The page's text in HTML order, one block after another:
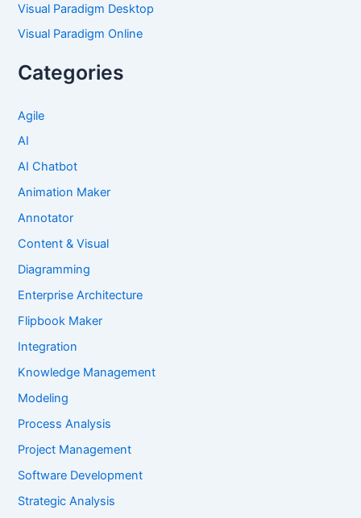
Visual Paradigm Desktop
Visual Paradigm Online
Categories
Agile
AI
AI Chatbot
Animation Maker
Annotator
Content & Visual
Diagramming
Enterprise Architecture
Flipbook Maker
Integration
Knowledge Management
Modeling
Process Analysis
Project Management
Software Development
Strategic Analysis